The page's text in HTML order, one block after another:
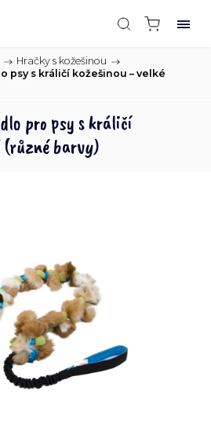
/ Hračky s kožešinou /
psy s králičí kožešinou – velké
pro psy s králičí
barvy)